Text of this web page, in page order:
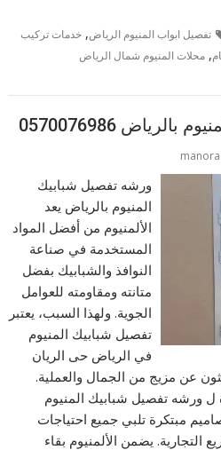
تفصيل ابواب المنيوم الرياض,خدمات تركيب
,محلات المنيوم شمال الرياض
0570076986
ورشه تفصيل شبابيك
المنيوم بالرياض يعد
الألمنيوم من أفضل المواد
المستخدمة في صناعة
النوافذ والشبابيك بفضل
متانته ومقاومته للعوامل
الجوية. ولهذا السبب، يعتبر
تفصيل شبابيك المنيوم
في الرياض حى الريان
عن مزيج من الجمال والعملية.
ل ورشه تفصيل شبابيك المنيوم
مبتكرة تلبي جميع احتياجات
التجارية. يضمن الألمنيوم بقاء